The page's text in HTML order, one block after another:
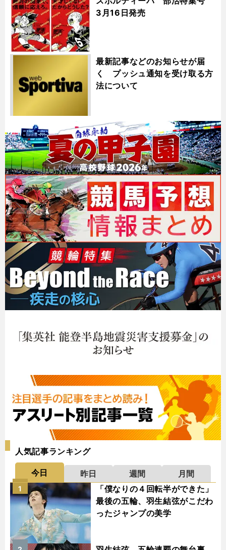
3月16日発売
最新記事などのお知らせが届
く プッシュ通知を受け取る方
法について
人気記事ランキング
今日 昨日 週間
月間
「僕なりの４回転半ができた」
最後の五輪、羽生結弦がこだわ
ったジャンプの美学
1